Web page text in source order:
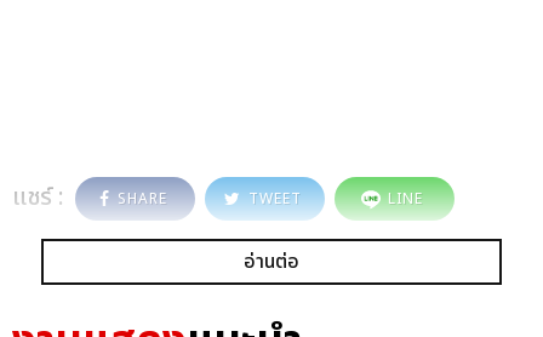
แชร์ : SHARE TWEET LINE
อ่านต่อ